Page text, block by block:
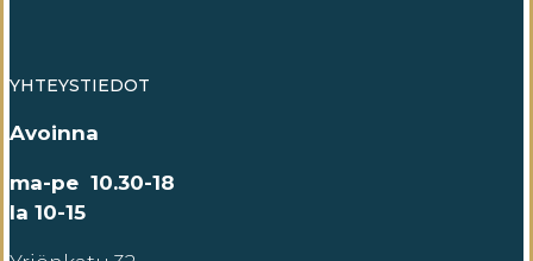
YHTEYSTIEDOT
Avoinna
ma-pe 10.30-18
la 10-15